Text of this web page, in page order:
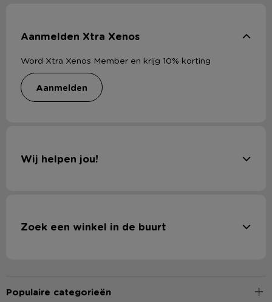
Aanmelden Xtra Xenos
Word Xtra Xenos Member en krijg 10% korting
aanmelden
Wij helpen jou!
Zoek een winkel in de buurt
Populaire categorieën